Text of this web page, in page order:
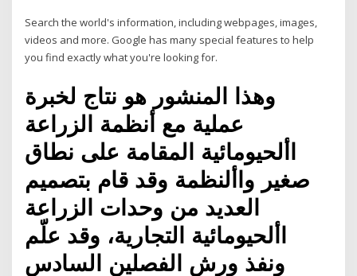
Search the world's information, including webpages, images,
videos and more. Google has many special features to help
you find exactly what you're looking for.
وهذا المنشور هو نتاج لخبرة
عملية مع أنظمة الزراعة
األحيومائية المقامة على نطاق
صغير واألنظمة وقد قام بتصميم
العديد من وحدات الزراعة
األحيومائية التجارية، وقد علّم
ونفذ ورش الفصلين السادس